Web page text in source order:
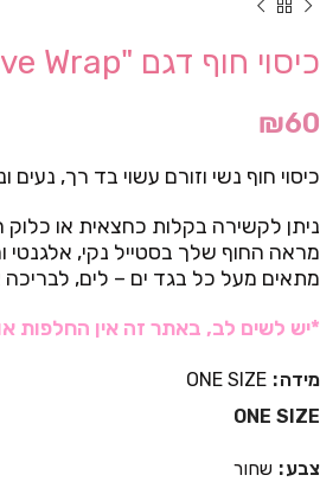
כיסוי חוף דגם "Wave Wrap"
₪60
כיסוי חוף נשי וזורם עשוי בד רך,
ניתן לקשירה בקלות כחצאית או
מראה החוף שלך בסטייל נקי, אלגנטי
מתאים מעל כל בגד ים – לים, לבריכה
*יש לשים לב, באתר זה אין החלפות
מידה
ONE SIZE
ONE SIZE
צבע שחור